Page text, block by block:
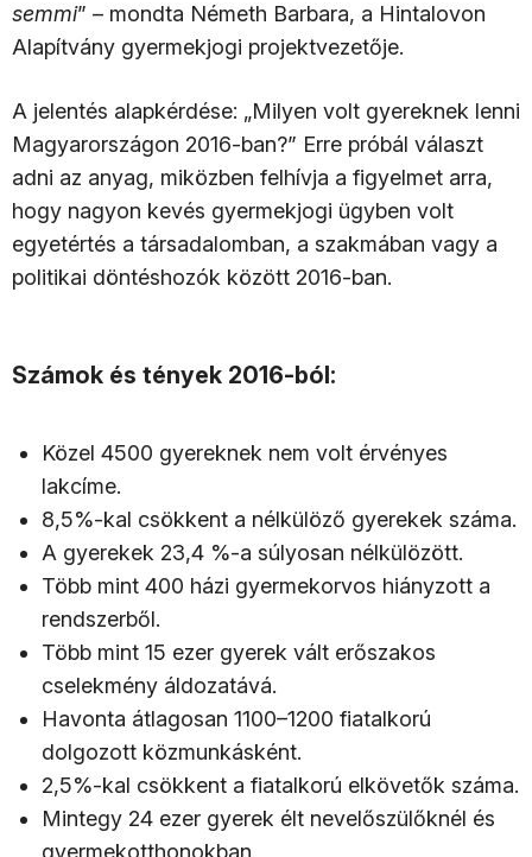
semmi” – mondta Németh Barbara, a Hintalovon
Alapítvány gyermekjogi projektvezetője.
A jelentés alapkérdése: „Milyen volt gyereknek lenni
Magyarországon 2016-ban?” Erre próbál választ
adni az anyag, miközben felhívja a figyelmet arra,
hogy nagyon kevés gyermekjogi ügyben volt
egyetértés a társadalomban, a szakmában vagy a
politikai döntéshozók között 2016-ban.
Számok és tények 2016-ból:
Közel 4500 gyereknek nem volt érvényes
lakcíme.
8,5%-kal csökkent a nélkülöző gyerekek száma.
A gyerekek 23,4 %-a súlyosan nélkülözött.
Több mint 400 házi gyermekorvos hiányzott a
rendszerből.
Több mint 15 ezer gyerek vált erőszakos
cselekmény áldozatává.
Havonta átlagosan 1100–1200 fiatalkorú
dolgozott közmunkásként.
2,5%-kal csökkent a fiatalkorú elkövetők száma.
Mintegy 24 ezer gyerek élt nevelőszülőknél és
gyermekotthonokban.